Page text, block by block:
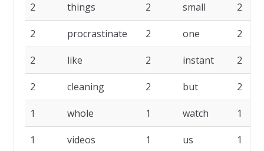
2 things 2 small 2
2 procrastinate 2 one 2
2 like 2 instant 2
2 cleaning 2 but 2
1 whole 1 watch 1
1 videos 1 us 1